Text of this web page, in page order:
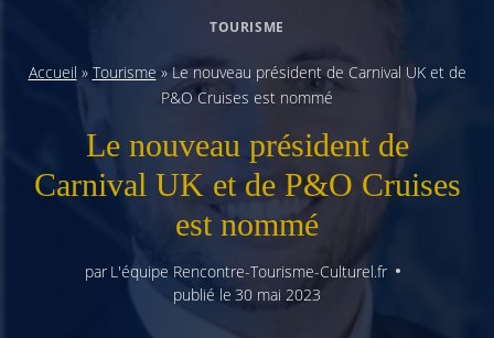
TOURISME
Accueil » Tourisme » Le nouveau président de Carnival UK et de
P&O Cruises est nommé
Le nouveau président de
Carnival UK et de P&O Cruises
est nommé
par L'équipe Rencontre-Tourisme-Culturel.fr
publié le 30 mai 2023